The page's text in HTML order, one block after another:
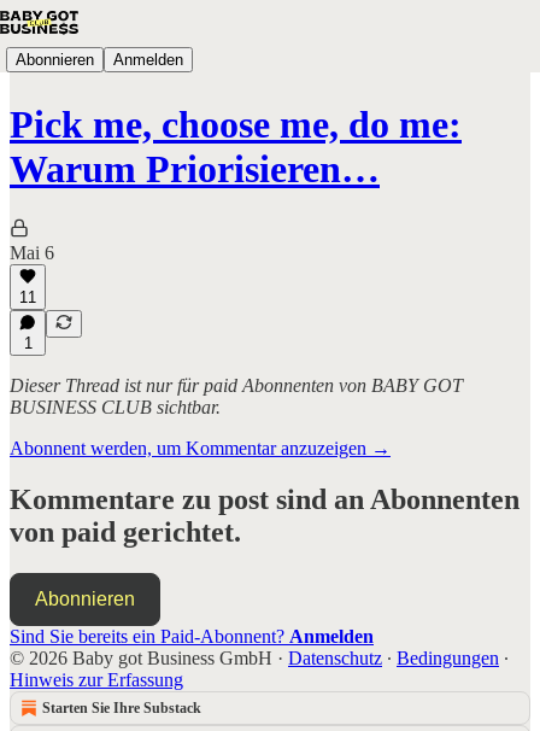
Abonnieren Anmelden
Pick me, choose me, do me:
Warum Priorisieren…
Mai 6
11
1
Dieser Thread ist nur für paid Abonnenten von BABY GOT
BUSINESS CLUB sichtbar.
Abonnent werden, um Kommentar anzuzeigen →
Kommentare zu post sind an Abonnenten
von paid gerichtet.
Abonnieren
Sind Sie bereits ein Paid-Abonnent? Anmelden
© 2026 Baby got Business GmbH · Datenschutz ∙ Bedingungen ∙
Hinweis zur Erfassung
Starten Sie Ihre Substack